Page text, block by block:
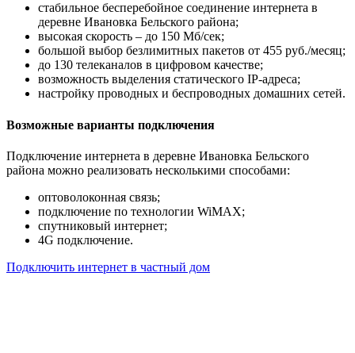
стабильное бесперебойное соединение интернета в
деревне Ивановка Бельского района;
высокая скорость – до 150 Мб/сек;
большой выбор безлимитных пакетов от 455 руб./месяц;
до 130 телеканалов в цифровом качестве;
возможность выделения статического IP-адреса;
настройку проводных и беспроводных домашних сетей.
Возможные варианты подключения
Подключение интернета в деревне Ивановка Бельского
района можно реализовать несколькими способами:
оптоволоконная связь;
подключение по технологии WiMAX;
спутниковый интернет;
4G подключение.
Подключить интернет в частный дом